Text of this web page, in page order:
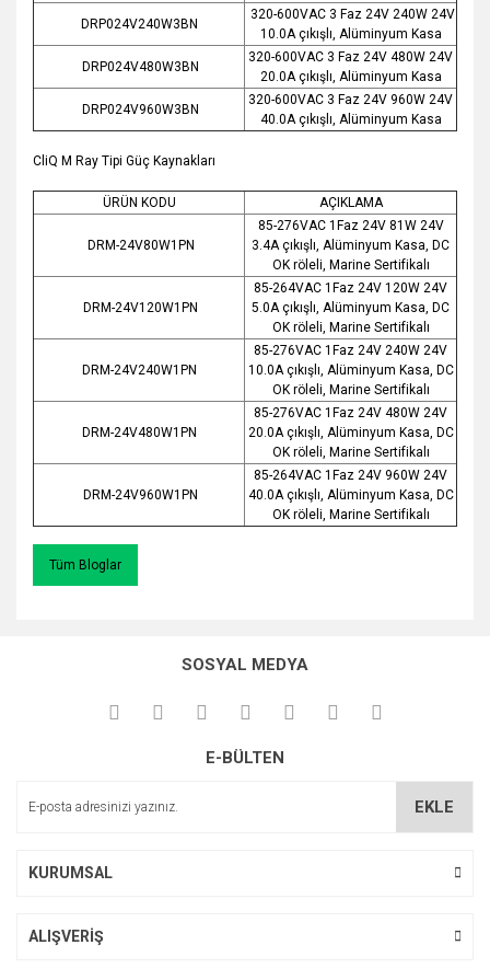
DRP024V240W3BN
320-600VAC 3 Faz 24V 240W 24V
10.0A çıkışlı, Alüminyum Kasa
DRP024V480W3BN
320-600VAC 3 Faz 24V 480W 24V
20.0A çıkışlı, Alüminyum Kasa
DRP024V960W3BN
320-600VAC 3 Faz 24V 960W 24V
40.0A çıkışlı, Alüminyum Kasa
CliQ M Ray Tipi Güç Kaynakları
ÜRÜN KODU AÇIKLAMA
DRM-24V80W1PN
85-276VAC 1Faz 24V 81W 24V
3.4A çıkışlı, Alüminyum Kasa, DC
OK röleli, Marine Sertifikalı
DRM-24V120W1PN
85-264VAC 1Faz 24V 120W 24V
5.0A çıkışlı, Alüminyum Kasa, DC
OK röleli, Marine Sertifikalı
DRM-24V240W1PN
85-276VAC 1Faz 24V 240W 24V
10.0A çıkışlı, Alüminyum Kasa, DC
OK röleli, Marine Sertifikalı
DRM-24V480W1PN
85-276VAC 1Faz 24V 480W 24V
20.0A çıkışlı, Alüminyum Kasa, DC
OK röleli, Marine Sertifikalı
DRM-24V960W1PN
85-264VAC 1Faz 24V 960W 24V
40.0A çıkışlı, Alüminyum Kasa, DC
OK röleli, Marine Sertifikalı
Tüm Bloglar
SOSYAL MEDYA
E-BÜLTEN
EKLE
KURUMSAL
ALIŞVERİŞ